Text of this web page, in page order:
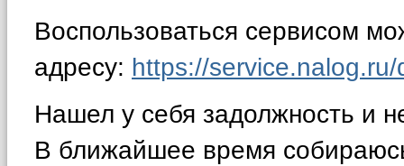
Воспользоваться сервисом
адресу: https://service.nalog.ru/
Нашел у себя задолжность и
В ближайшее время